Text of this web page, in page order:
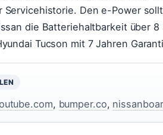
Servicehistorie. Den e-Power
die Batteriehaltbarkeit über
Tucson mit 7 Jahren
, bumper.co,